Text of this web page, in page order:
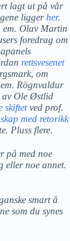
lagt ut på vår
liggerher.
em. Olav Martin
foredrag om
rettsvesenet
om
Rögnvaldur
av Ole Østlid
skiftetved prof.
med retorikk
Pluss flere.
på med noe
eller noe annet.
smart å
som du synes